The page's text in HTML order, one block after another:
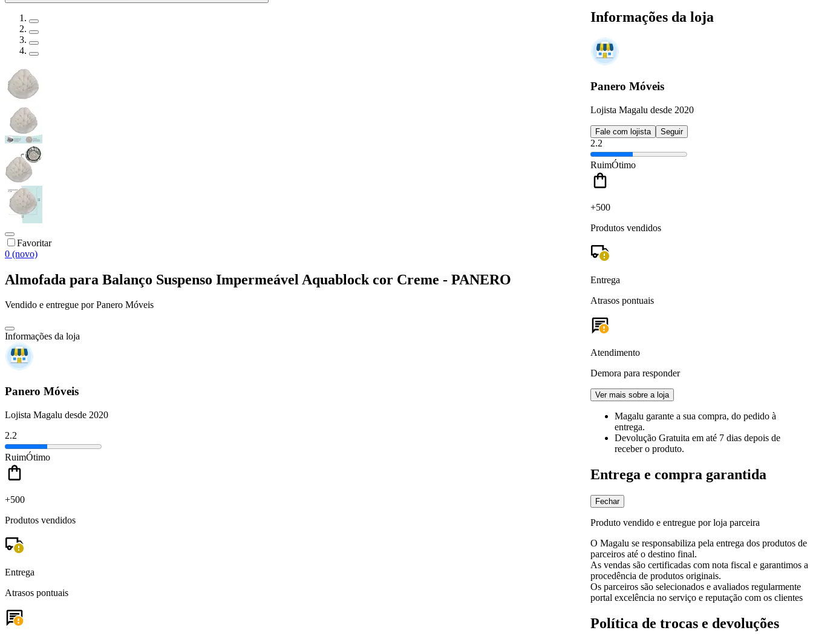
Favoritar
0 (novo)
Almofada para Balanço Suspenso Impermeável Aquablock cor Creme - PANERO
Vendido e entregue por Panero Móveis
Informações da loja
Panero Móveis
Lojista Magalu desde 2020
2.2
RuimÓtimo
+500
Produtos vendidos
Entrega
Atrasos pontuais
Informações da loja
Panero Móveis
Lojista Magalu desde 2020
Fale com lojista Seguir
2.2
RuimÓtimo
+500
Produtos vendidos
Entrega
Atrasos pontuais
Atendimento
Demora para responder
Ver mais sobre a loja
Magalu garante a sua compra, do pedido à
entrega.
Devolução Gratuita em até 7 dias depois de
receber o produto.
Entrega e compra garantida
Fechar
Produto vendido e entregue por loja parceira
O Magalu se responsabiliza pela entrega dos produtos de
parceiros até o destino final.
As vendas são certificadas com nota fiscal e garantimos a
procedência de produtos originais.
Os parceiros são selecionados e avaliados regularmente
portal excelência no serviço e reputação com os clientes
Política de trocas e devoluções